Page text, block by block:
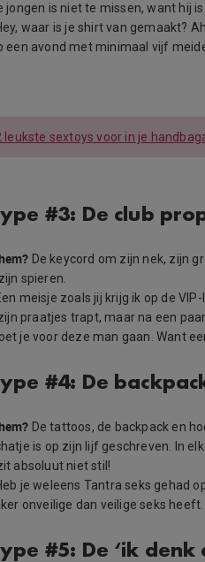
jongen is niet te missen, want hij is
waar is je shirt van gemaakt?
een avond met minimaal vijf
leukste sextoys voor in je
#3: De club
De keycord om zijn nek, zijn
spieren.
meisje zoals jij krijg ik op de
praatjes trapt, maar na een
je voor deze man gaan. Want
#4: De
De tattoos, de backpack en
is op zijn lijf geschreven. In
absoluut niet stil!
je weleens Tantra seks gehad
onveilige dan veilige seks
#5: De ‘ik